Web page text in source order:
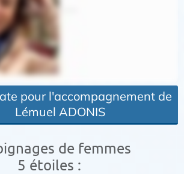
pour l'accompagnement de
Lémuel ADONIS
de femmes
5 étoiles :